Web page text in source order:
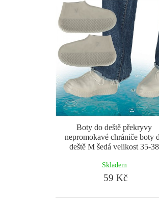
Boty do deště překryvy
nepromokavé chrániče boty
deště M šedá velikost 35-38
Skladem
59 Kč